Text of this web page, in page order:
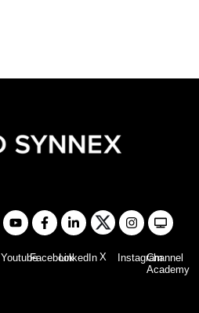
YoutubeFacebookLinkedIn X InstagramChannel
Academy